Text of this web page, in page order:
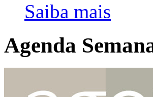
Saiba mais
Agenda